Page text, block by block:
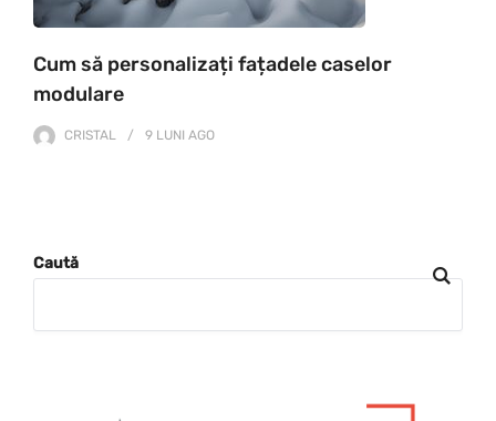
Cum să personalizați fațadele caselor
modulare
CRISTAL 9 LUNI AGO
Caută